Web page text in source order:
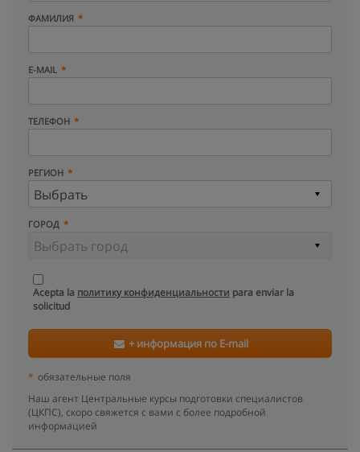
ФАМИЛИЯ
E-MAIL
ТЕЛЕФОН
РЕГИОН
ГОРОД
Acepta la политику конфиденциальности para enviar la
solicitud
+ информация по E-mail
* обязательные поля
Наш агент Центральные курсы подготовки специалистов
(ЦКПС), скоро свяжется с вами с более подробной
информацией